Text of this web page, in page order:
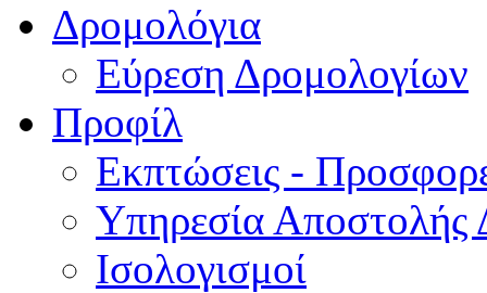
Δρομολόγια
Εύρεση Δρομολογίων
Προφίλ
Εκπτώσεις -
Υπηρεσία Αποστολής
Ισολογισμοί